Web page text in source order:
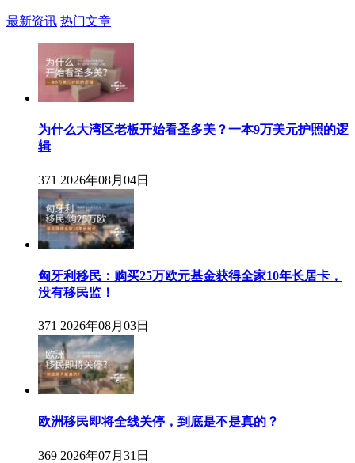
最新资讯 热门文章
为什么大湾区老板开始看圣多美？一本9万美元护照的逻
辑
371 2026年08月04日
匈牙利移民：购买25万欧元基金获得全家10年长居卡，
没有移民监！
371 2026年08月03日
欧洲移民即将全线关停，到底是不是真的？
369 2026年07月31日